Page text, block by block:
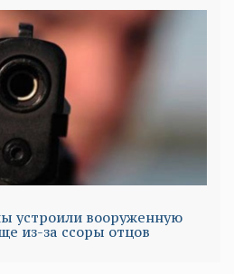
устроили вооруженную
из-за ссоры отцов